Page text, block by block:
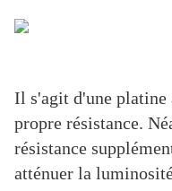
Il s'agit d'une platine
propre résistance.
résistance
atténuer la